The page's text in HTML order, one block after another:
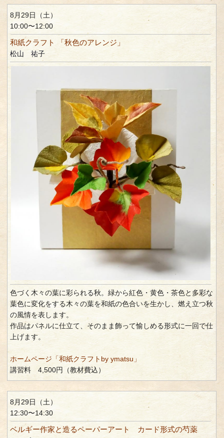
8月29日（土）
10:00〜12:00
和紙クラフト 「秋色のアレンジ」
松山 祐子
色づく木々の葉に彩られる秋。緑から紅色・黄色・茶色と多彩な
葉色に変化をする木々の葉を和紙の色合いを生かし、燃え立つ秋
の風情を表します。
作品はパネルに仕立て、そのまま飾って愉しめる形式に一回で仕
上げます。
ホームページ「和紙クラフトby ymatsu」
講習料 4,500円（教材費込）
8月29日（土）
12:30〜14:30
ベルギー作家と造るペーパーアート カード形式の芍薬